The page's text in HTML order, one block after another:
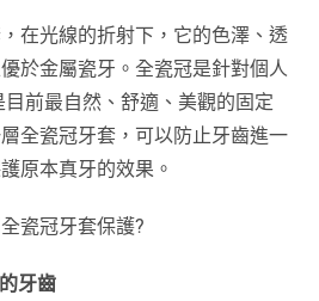
，在光線的折射下，它的色澤、透
於金屬瓷牙。全瓷冠是針對個人
前最自然、舒適、美觀的固定
全瓷冠牙套，可以防止牙齒進一
原本真牙的效果。
瓷冠牙套保護?
牙齒